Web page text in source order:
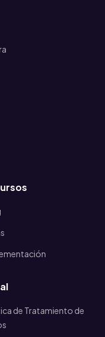
de Tratamiento de